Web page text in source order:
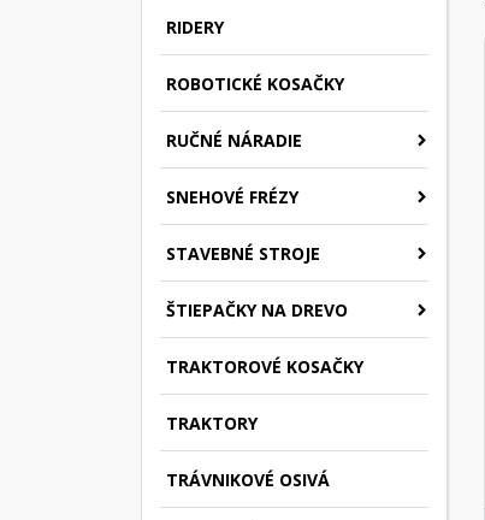
RIDERY
ROBOTICKÉ KOSAČKY
RUČNÉ NÁRADIE
SNEHOVÉ FRÉZY
STAVEBNÉ STROJE
ŠTIEPAČKY NA DREVO
TRAKTOROVÉ KOSAČKY
TRAKTORY
TRÁVNIKOVÉ OSIVÁ